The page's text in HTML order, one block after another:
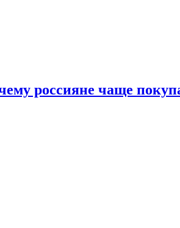
россияне чаще